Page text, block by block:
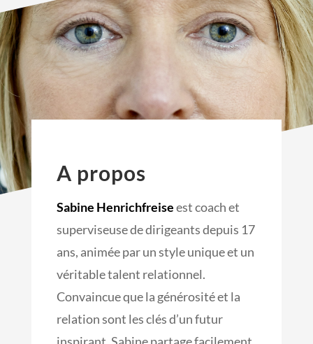
A propos
Sabine Henrichfreiseest coach et
superviseuse de dirigeants depuis 17
ans, animée par un style unique et un
véritable talent relationnel.
Convaincue que la générosité et la
relation sont les clés d’un futur